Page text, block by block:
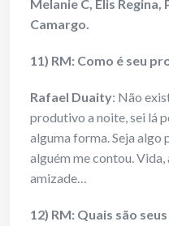
Melanie C, Elis
Camargo.
11) RM: Como é seu
Rafael Duaity: Não
produtivo a noite, sei lá
alguma forma. Seja algo
alguém me contou. Vida,
amizade…
12) RM: Quais são